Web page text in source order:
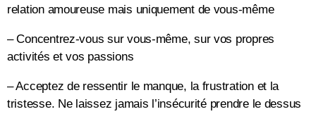
relation amoureuse mais uniquement de vous-même
– Concentrez-vous sur vous-même, sur vos propres
activités et vos passions
– Acceptez de ressentir le manque, la frustration et la
tristesse. Ne laissez jamais l’insécurité prendre le dessus